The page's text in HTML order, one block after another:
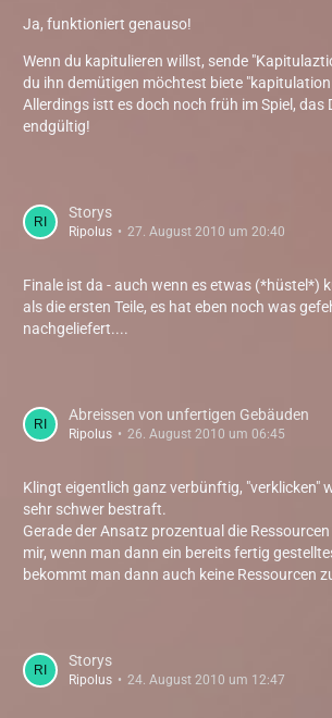
Ja, funktioniert genauso!
Wenn du kapitulieren willst, sende
du ihn demütigen möchtest biete "kapitulation
Allerdings istt es doch noch früh im Spiel, das
endgültig!
Storys
Ripolus 27. August 2010 um 20:40
Finale ist da - auch wenn es etwas (*hüstel*)
als die ersten Teile, es hat eben noch was
nachgeliefert....
Abreissen von unfertigen Gebäuden
Ripolus 26. August 2010 um 06:45
Klingt eigentlich ganz verbünftig, "verklicken"
sehr schwer bestraft.
Gerade der Ansatz prozentual die
mir, wenn man dann ein bereits fertig
bekommt man dann auch keine Ressourcen
Storys
Ripolus 24. August 2010 um 12:47